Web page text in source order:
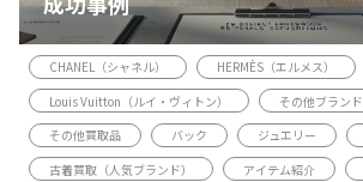
CHANEL（シャネル）
HERMÈS（エルメス）
Louis Vuitton（ルイ・ヴィトン）
その他ブランド
その他買取品
バック ジュエリー
古着買取（人気ブランド）
アイテム紹介